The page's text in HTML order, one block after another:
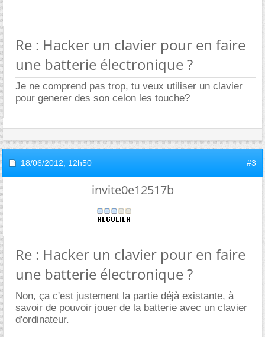
Re : Hacker un clavier pour en faire
une batterie électronique ?
Je ne comprend pas trop, tu veux utiliser un clavier
pour generer des son celon les touche?
18/06/2012, 12h50 #3
invite0e12517b
Re : Hacker un clavier pour en faire
une batterie électronique ?
Non, ça c'est justement la partie déjà existante, à
savoir de pouvoir jouer de la batterie avec un clavier
d'ordinateur.